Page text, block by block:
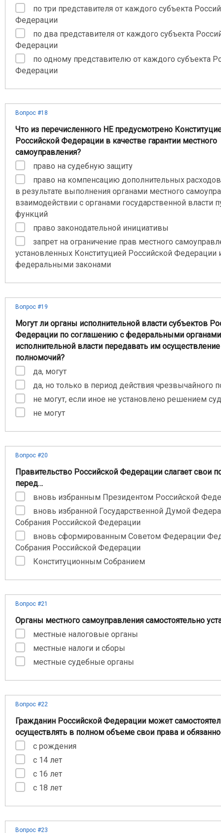
по три представителя от каждого субъекта
Федерации
по два представителя от каждого субъекта
Федерации
по одному представителю от каждого субъекта
Федерации
Вопрос #18
Что из перечисленного НЕ предусмотрено
Российской Федерации в качестве гарантии местного
самоуправления?
право на судебную защиту
право на компенсацию дополнительных
в результате выполнения органами местного
взаимодействии с органами государственной власти
функций
право законодательной инициативы
запрет на ограничение прав местного
установленных Конституцией Российской Федерации
федеральными законами
Вопрос #19
Могут ли органы исполнительной власти субъектов
Федерации по соглашению с федеральными органами
исполнительной власти передавать им осуществление
полномочий?
да, могут
да, но только в период действия чрезвычайного
не могут, если иное не установлено решением
не могут
Вопрос #20
Правительство Российской Федерации слагает свои
перед…
вновь избранным Президентом Российской
вновь избранной Государственной Думой
Собрания Российской Федерации
вновь сформированным Советом Федерации
Собрания Российской Федерации
Конституционным Собранием
Вопрос #21
Органы местного самоуправления самостоятельно
местные налоговые органы
местные налоги и сборы
местные судебные органы
Вопрос #22
Гражданин Российской Федерации может
осуществлять в полном объеме свои права и
с рождения
с 14 лет
с 16 лет
с 18 лет
Вопрос #23